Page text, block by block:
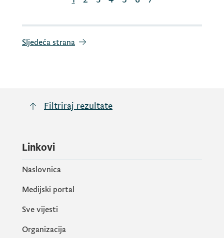
Sljedeća strana
Filtriraj rezultate
Linkovi
Naslovnica
Medijski portal
Sve vijesti
Organizacija